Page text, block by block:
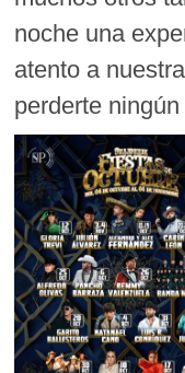
noche una
atento a
perderte